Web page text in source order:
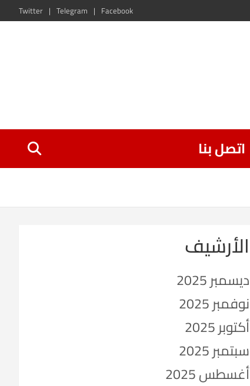
Facebook
Telegram
Twitter
اتصل بنا
الأرشيف
ديسمبر 2025
نوفمبر 2025
أكتوبر 2025
سبتمبر 2025
أغسطس 2025